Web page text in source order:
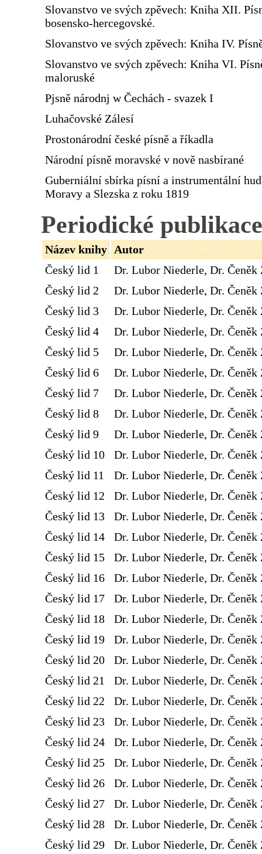
Slovanstvo ve svých zpěvech: Kniha XII.
bosensko-hercegovské.
Slovanstvo ve svých zpěvech: Kniha IV.
Slovanstvo ve svých zpěvech: Kniha VI.
maloruské
Pjsně národnj w Čechách - svazek I
Luhačovské Zálesí
Prostonárodní české písně a říkadla
Národní písně moravské v nově nasbírané
Guberniální sbírka písní a instrumentální
Moravy a Slezska z roku 1819
Periodické publikace
Název knihy Autor
Český lid 1
Dr. Lubor Niederle, Dr. Čeněk
Český lid 2
Dr. Lubor Niederle, Dr. Čeněk
Český lid 3
Dr. Lubor Niederle, Dr. Čeněk
Český lid 4
Dr. Lubor Niederle, Dr. Čeněk
Český lid 5
Dr. Lubor Niederle, Dr. Čeněk
Český lid 6
Dr. Lubor Niederle, Dr. Čeněk
Český lid 7
Dr. Lubor Niederle, Dr. Čeněk
Český lid 8
Dr. Lubor Niederle, Dr. Čeněk
Český lid 9
Dr. Lubor Niederle, Dr. Čeněk
Český lid 10
Dr. Lubor Niederle, Dr. Čeněk
Český lid 11
Dr. Lubor Niederle, Dr. Čeněk
Český lid 12
Dr. Lubor Niederle, Dr. Čeněk
Český lid 13
Dr. Lubor Niederle, Dr. Čeněk
Český lid 14
Dr. Lubor Niederle, Dr. Čeněk
Český lid 15
Dr. Lubor Niederle, Dr. Čeněk
Český lid 16
Dr. Lubor Niederle, Dr. Čeněk
Český lid 17
Dr. Lubor Niederle, Dr. Čeněk
Český lid 18
Dr. Lubor Niederle, Dr. Čeněk
Český lid 19
Dr. Lubor Niederle, Dr. Čeněk
Český lid 20
Dr. Lubor Niederle, Dr. Čeněk
Český lid 21
Dr. Lubor Niederle, Dr. Čeněk
Český lid 22
Dr. Lubor Niederle, Dr. Čeněk
Český lid 23
Dr. Lubor Niederle, Dr. Čeněk
Český lid 24
Dr. Lubor Niederle, Dr. Čeněk
Český lid 25
Dr. Lubor Niederle, Dr. Čeněk
Český lid 26
Dr. Lubor Niederle, Dr. Čeněk
Český lid 27
Dr. Lubor Niederle, Dr. Čeněk
Český lid 28
Dr. Lubor Niederle, Dr. Čeněk
Český lid 29
Dr. Lubor Niederle, Dr. Čeněk